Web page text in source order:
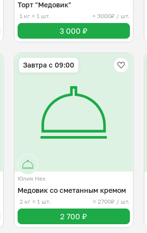
Торт "Медовик"
1 кг≈ 1 шт. ≈ 3000₽ / шт.
3 000 ₽
Завтра c 09:00
Юлия Нех
Медовик со сметанным кремом
2 кг≈ 1 шт. ≈ 2700₽ / шт.
2 700 ₽